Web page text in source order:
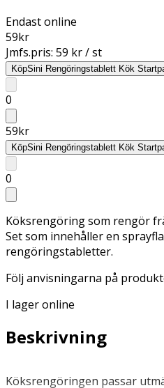
Endast online
59kr
Jmfs.pris: 59 kr / st
KöpSini Rengöringstablett Kök
0
59kr
KöpSini Rengöringstablett Kök
0
Köksrengöring som rengör
Set som innehåller en
rengöringstabletter.
Följ anvisningarna på
I lager online
Beskrivning
Köksrengöringen passar